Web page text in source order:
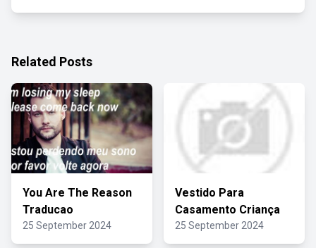
Related Posts
You Are The Reason
Traducao
25 September 2024
Vestido Para
Casamento Criança
25 September 2024